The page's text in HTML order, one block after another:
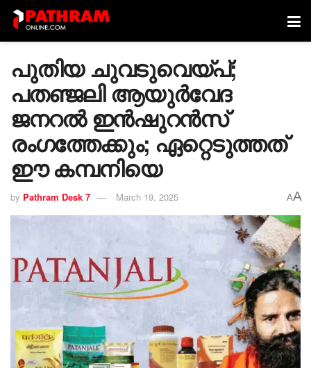
പുതിയ ചുവടുവെയ്പ്;
പതഞ്ജലി ആയുര്‍വേദ
ജനറല്‍ ഇന്‍ഷുറന്‍സ്
രംഗത്തേക്കും; ഏറ്റെടുത്തത്
ഈ കമ്പനിയെ
by Pathram Desk 7 March 19, 2025 AA